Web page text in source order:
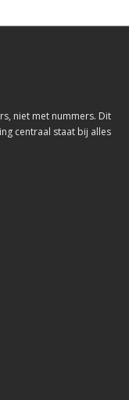
niet met nummers. Dit
centraal staat bij alles